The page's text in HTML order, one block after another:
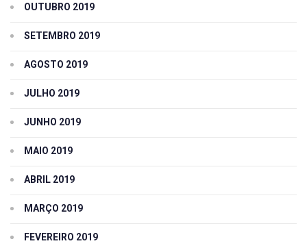
OUTUBRO 2019
SETEMBRO 2019
AGOSTO 2019
JULHO 2019
JUNHO 2019
MAIO 2019
ABRIL 2019
MARÇO 2019
FEVEREIRO 2019